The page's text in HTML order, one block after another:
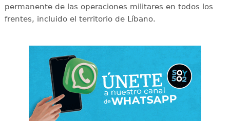
permanente de las operaciones militares en todos los
frentes, incluido el territorio de Líbano.